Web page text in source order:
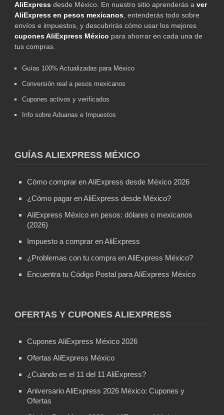
AliExpress desde México. En nuestro sitio aprenderás a ver
AliExpress en pesos mexicanos , entenderás todo sobre
envíos e impuestos, y descubrirás cómo usar los mejores
cupones AliExpress México para ahorrar en cada una de
tus compras.
Guías 100% Actualizadas para México
Conversión real a pesos mexicanos
Cupones activos y verificados
Info sobre Aduanas e Impuestos
GUÍAS ALIEXPRESS MÉXICO
Cómo comprar en AliExpress desde México 2026
¿Cómo pagar en AliExpress desde México?
AliExpress México en pesos: dólares o mexicanos
(2026)
Impuesto a comprar en AliExpress
¿Problemas con tu compra en AliExpress México?
Encuentra tu Código Postal para AliExpress México
OFERTAS Y CUPONES ALIEXPRESS
Cupones AliExpress México 2026
Ofertas AliExpress México
¿Cuándo es el 11 del 11 AliExpress?
Aniversario AliExpress 2026 México: Cupones y
Ofertas